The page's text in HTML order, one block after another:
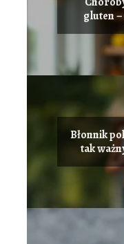
gluten –
Błonnik
tak